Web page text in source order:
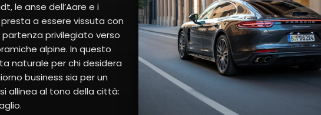
le anse dell’Aare e i
presta a essere vissuta con
privilegiato verso
alpine. In questo
naturale per chi desidera
business sia per un
allinea al tono della città: